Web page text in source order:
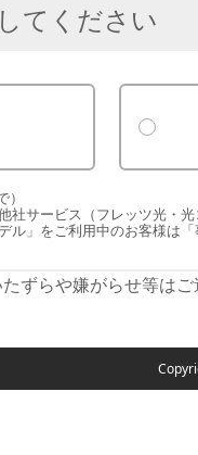
てください
社サービス（フレッツ光・
」をご利用中のお客様は「
ずらや嫌がらせ等は